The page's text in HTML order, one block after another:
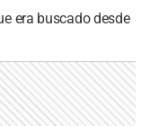
era buscado desde